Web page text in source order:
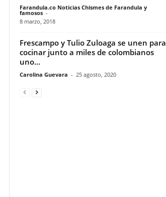
Farandula.co Noticias Chismes de Farandula y
famosos -
8 marzo, 2018
Frescampo y Tulio Zuloaga se unen para
cocinar junto a miles de colombianos
uno...
Carolina Guevara - 25 agosto, 2020